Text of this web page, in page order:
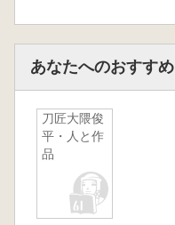
あなたへのおすすめ
刀匠大隈俊
平・人と作
品